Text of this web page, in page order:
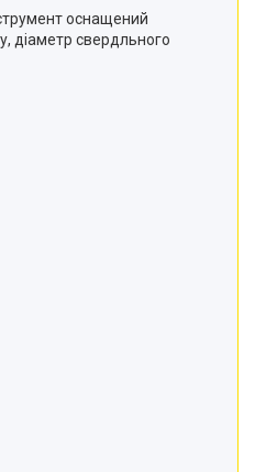
оснащений
діаметр свердльного